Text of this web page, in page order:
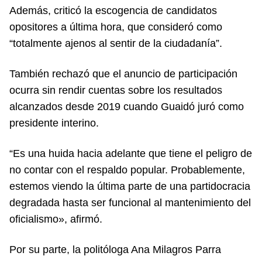
Además, criticó la escogencia de candidatos
opositores a última hora, que consideró como
“totalmente ajenos al sentir de la ciudadanía”.
También rechazó que el anuncio de participación
ocurra sin rendir cuentas sobre los resultados
alcanzados desde 2019 cuando Guaidó juró como
presidente interino.
“Es una huida hacia adelante que tiene el peligro de
no contar con el respaldo popular. Probablemente,
estemos viendo la última parte de una partidocracia
degradada hasta ser funcional al mantenimiento del
oficialismo», afirmó.
Por su parte, la politóloga Ana Milagros Parra